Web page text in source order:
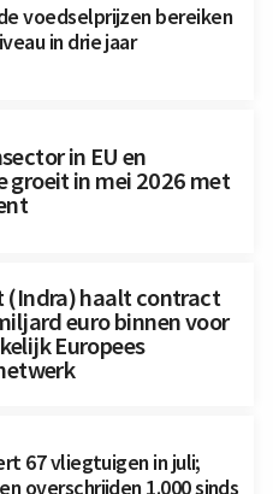
voedselprijzen bereiken
in drie jaar
in EU en
groeit in mei 2026 met
(Indra) haalt contract
euro binnen voor
Europees
67 vliegtuigen in juli;
overschrijden 1.000 sinds